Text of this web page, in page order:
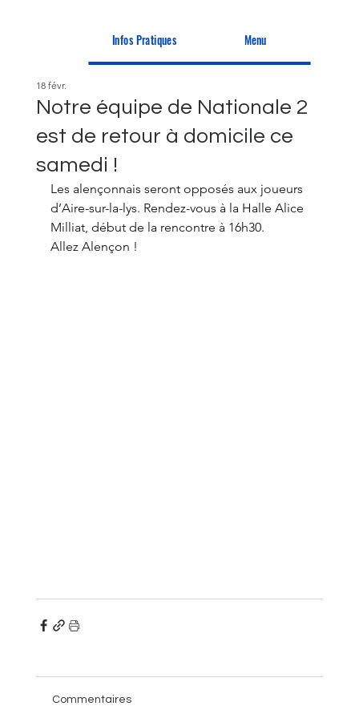
Infos Pratiques Menu
Notre équipe de Nationale 2
est de retour à domicile ce
samedi !
18 févr.
Les alençonnais seront opposés aux joueurs
d’Aire-sur-la-lys. Rendez-vous à la Halle Alice
Milliat, début de la rencontre à 16h30.
Allez Alençon !
Commentaires